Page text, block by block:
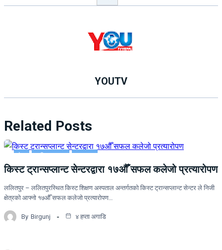
YOUTV
Related Posts
किस्ट ट्रान्सप्लान्ट सेन्टरद्वारा १७औँ सफल कलेजो प्रत्यारोपण
ललितपुर – ललितपुरस्थित किस्ट शिक्षण अस्पताल अन्तर्गतको किस्ट ट्रान्सप्लान्ट सेन्टर ले निजी
क्षेत्रको आफ्नो १७औँ सफल कलेजो प्रत्यारोपण…
By Birgunj ४ हप्ता अगाडि